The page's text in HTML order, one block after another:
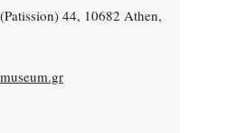
44, 10682 Athen,